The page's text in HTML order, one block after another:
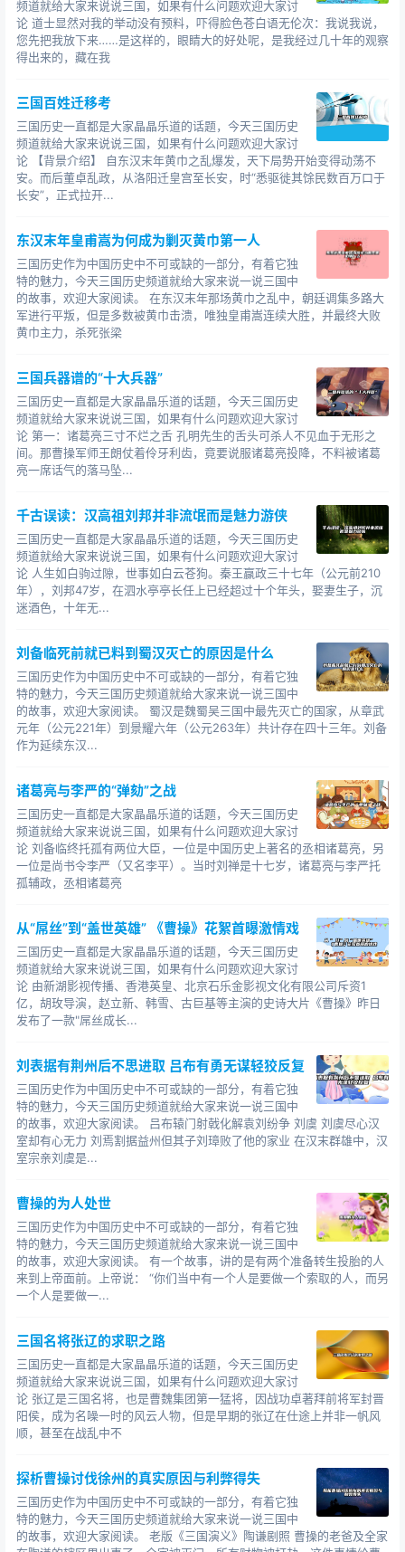
频道就给大家来说说三国，如果有什么问题欢迎大家讨
论 道士显然对我的举动没有预料，吓得脸色苍白语无伦次：我说我说，
您先把我放下来……是这样的，眼睛大的好处呢，是我经过几十年的观察
得出来的，藏在我
三国百姓迁移考
三国历史一直都是大家晶晶乐道的话题，今天三国历史
频道就给大家来说说三国，如果有什么问题欢迎大家讨
论 【背景介绍】 自东汉末年黄巾之乱爆发，天下局势开始变得动荡不
安。而后董卓乱政，从洛阳迁皇宫至长安，时“悉驱徙其馀民数百万口于
长安”，正式拉开...
东汉末年皇甫嵩为何成为剿灭黄巾第一人
三国历史作为中国历史中不可或缺的一部分，有着它独
特的魅力，今天三国历史频道就给大家来说一说三国中
的故事，欢迎大家阅读。 在东汉末年那场黄巾之乱中，朝廷调集多路大
军进行平叛，但是多数被黄巾击溃，唯独皇甫嵩连续大胜，并最终大败
黄巾主力，杀死张梁
三国兵器谱的“十大兵器”
三国历史一直都是大家晶晶乐道的话题，今天三国历史
频道就给大家来说说三国，如果有什么问题欢迎大家讨
论 第一：诸葛亮三寸不烂之舌 孔明先生的舌头可杀人不见血于无形之
间。那曹操军师王朗仗着伶牙利齿，竟要说服诸葛亮投降，不料被诸葛
亮一席话气的落马坠...
千古误读：汉高祖刘邦并非流氓而是魅力游侠
三国历史一直都是大家晶晶乐道的话题，今天三国历史
频道就给大家来说说三国，如果有什么问题欢迎大家讨
论 人生如白驹过隙，世事如白云苍狗。秦王赢政三十七年（公元前210
年），刘邦47岁，在泗水亭亭长任上已经超过十个年头，娶妻生子，沉
迷酒色，十年无...
刘备临死前就已料到蜀汉灭亡的原因是什么
三国历史作为中国历史中不可或缺的一部分，有着它独
特的魅力，今天三国历史频道就给大家来说一说三国中
的故事，欢迎大家阅读。 蜀汉是魏蜀吴三国中最先灭亡的国家，从章武
元年（公元221年）到景耀六年（公元263年）共计存在四十三年。刘备
作为延续东汉...
诸葛亮与李严的“弹劾”之战
三国历史一直都是大家晶晶乐道的话题，今天三国历史
频道就给大家来说说三国，如果有什么问题欢迎大家讨
论 刘备临终托孤有两位大臣，一位是中国历史上著名的丞相诸葛亮，另
一位是尚书令李严（又名李平）。当时刘禅是十七岁，诸葛亮与李严托
孤辅政，丞相诸葛亮
从“屌丝”到“盖世英雄” 《曹操》花絮首曝激情戏
三国历史一直都是大家晶晶乐道的话题，今天三国历史
频道就给大家来说说三国，如果有什么问题欢迎大家讨
论 由新湖影视传播、香港英皇、北京石乐金影视文化有限公司斥资1
亿，胡玫导演，赵立新、韩雪、古巨基等主演的史诗大片《曹操》昨日
发布了一款"屌丝成长...
刘表据有荆州后不思进取 吕布有勇无谋轻狡反复
三国历史作为中国历史中不可或缺的一部分，有着它独
特的魅力，今天三国历史频道就给大家来说一说三国中
的故事，欢迎大家阅读。 吕布辕门射戟化解袁刘纷争 刘虞 刘虞尽心汉
室却有心无力 刘焉割据益州但其子刘璋败了他的家业 在汉末群雄中，汉
室宗亲刘虞是...
曹操的为人处世
三国历史作为中国历史中不可或缺的一部分，有着它独
特的魅力，今天三国历史频道就给大家来说一说三国中
的故事，欢迎大家阅读。 有一个故事，讲的是有两个准备转生投胎的人
来到上帝面前。上帝说： “你们当中有一个人是要做一个索取的人，而另
一个人是要做一...
三国名将张辽的求职之路
三国历史一直都是大家晶晶乐道的话题，今天三国历史
频道就给大家来说说三国，如果有什么问题欢迎大家讨
论 张辽是三国名将，也是曹魏集团第一猛将，因战功卓著拜前将军封晋
阳侯，成为名噪一时的风云人物，但是早期的张辽在仕途上并非一帆风
顺，甚至在战乱中不
探析曹操讨伐徐州的真实原因与利弊得失
三国历史作为中国历史中不可或缺的一部分，有着它独
特的魅力，今天三国历史频道就给大家来说一说三国中
的故事，欢迎大家阅读。 老版《三国演义》陶谦剧照 曹操的老爸及全家